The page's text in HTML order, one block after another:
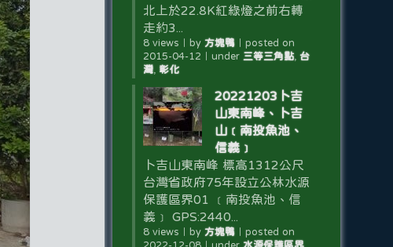
北上於22.8K紅綠燈之前右轉
走約3...
8 views by 方塊鴨｜ posted on
2015-04-12
under 三等三角點, 台
灣, 彰化
20221203卜吉
山東南峰、卜吉
山﹝南投魚池、
信義﹞
卜吉山東南峰 標高1312公尺
台灣省政府75年設立公林水源
保護區界01 ﹝南投魚池、信
義﹞ GPS:2440...
8 views by 方塊鴨｜ posted on